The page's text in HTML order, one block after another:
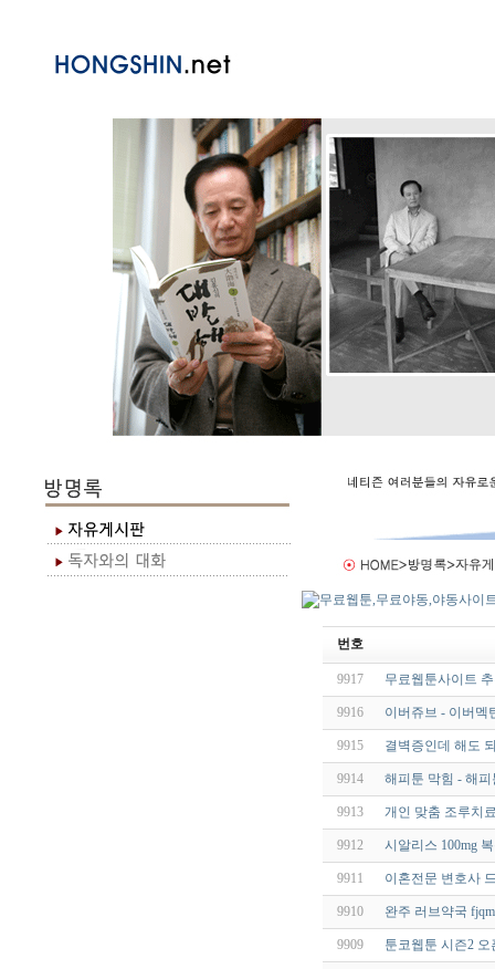
번호
9917 무료웹툰사이트
9916 이버쥬브 - 이버멕
9915 결벽증인데 해도
9914 해피툰 막힘 - 해
9913 개인 맞춤 조루치
9912 시알리스 100mg
9911 이혼전문 변호사
9910 완주 러브약국
9909 툰코웹툰 시즌2